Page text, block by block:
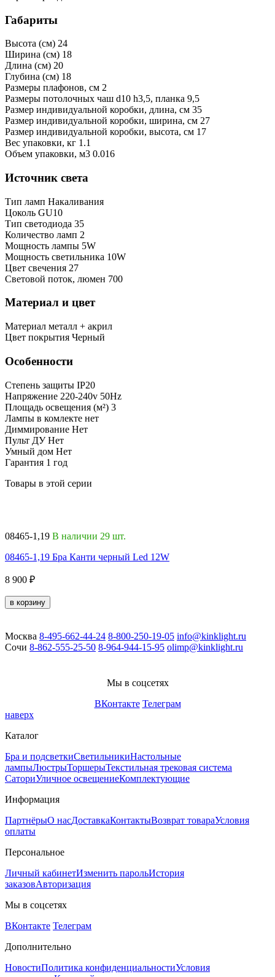
Габариты
Высота (см) 24
Ширина (см) 18
Длина (см) 20
Глубина (см) 18
Размеры плафонов, см 2
Размеры потолочных чаш d10 h3,5, планка 9,5
Размер индивидуальной коробки, длина, см 35
Размер индивидуальной коробки, ширина, см 27
Размер индивидуальной коробки, высота, см 17
Bес упаковки, кг 1.1
Oбъем упаковки, м3 0.016
Источник света
Тип ламп Накаливания
Цоколь GU10
Тип светодиода 35
Количество ламп 2
Мощность лампы 5W
Мощность светильника 10W
Цвет свечения 27
Световой поток, люмен 700
Материал и цвет
Mатериал металл + акрил
Цвет покрытия Черный
Особенности
Степень защиты IP20
Напряжение 220-240v 50Hz
Площадь освещения (м²) 3
Лампы в комлекте нет
Диммирование Нет
Пульт ДУНет
Умный дом Нет
Гарантия 1 год
Товары в этой серии
08465-1,19 В наличии 29 шт.
08465-1,19 Бра Канти черный Led 12W
8 900 ₽
в корзину
Москва 8-495-662-44-24 8-800-250-19-05 info@kinklight.ru
Сочи 8-862-555-25-50 8-964-944-15-95 olimp@kinklight.ru
Мы в соцсетях
ВКонтакте Телеграм
наверх
Каталог
Бра и подсветкиСветильникиНастольные
лампыЛюстрыТоршерыТекстильная трековая система
СаториУличное освещениеКомплектующие
Информация
ПартнёрыО насДоставкаКонтактыВозврат товараУсловия
оплаты
Персональное
Личный кабинетИзменить парольИстория
заказовАвторизация
Мы в соцсетях
ВКонтакте Телеграм
Дополнительно
НовостиПолитика конфиденциальностиУсловия